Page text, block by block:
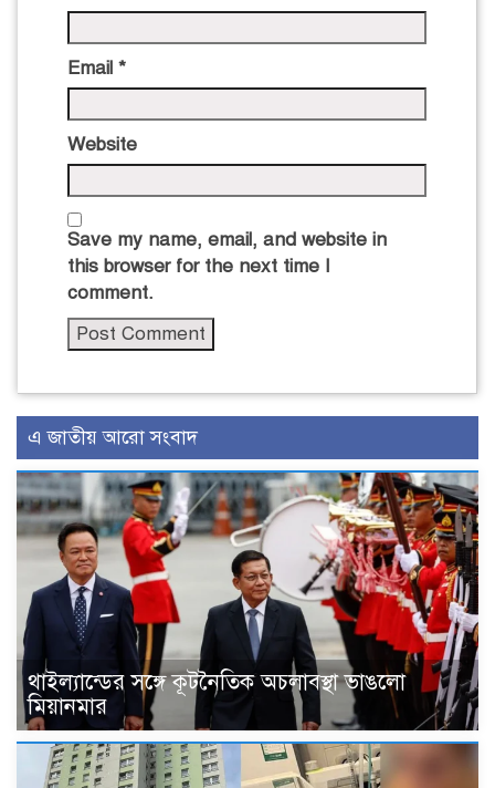
Email *
Website
Save my name, email, and website in
this browser for the next time I
comment.
এ জাতীয় আরো সংবাদ
থাইল্যান্ডের সঙ্গে কূটনৈতিক অচলাবস্থা ভাঙলো
মিয়ানমার